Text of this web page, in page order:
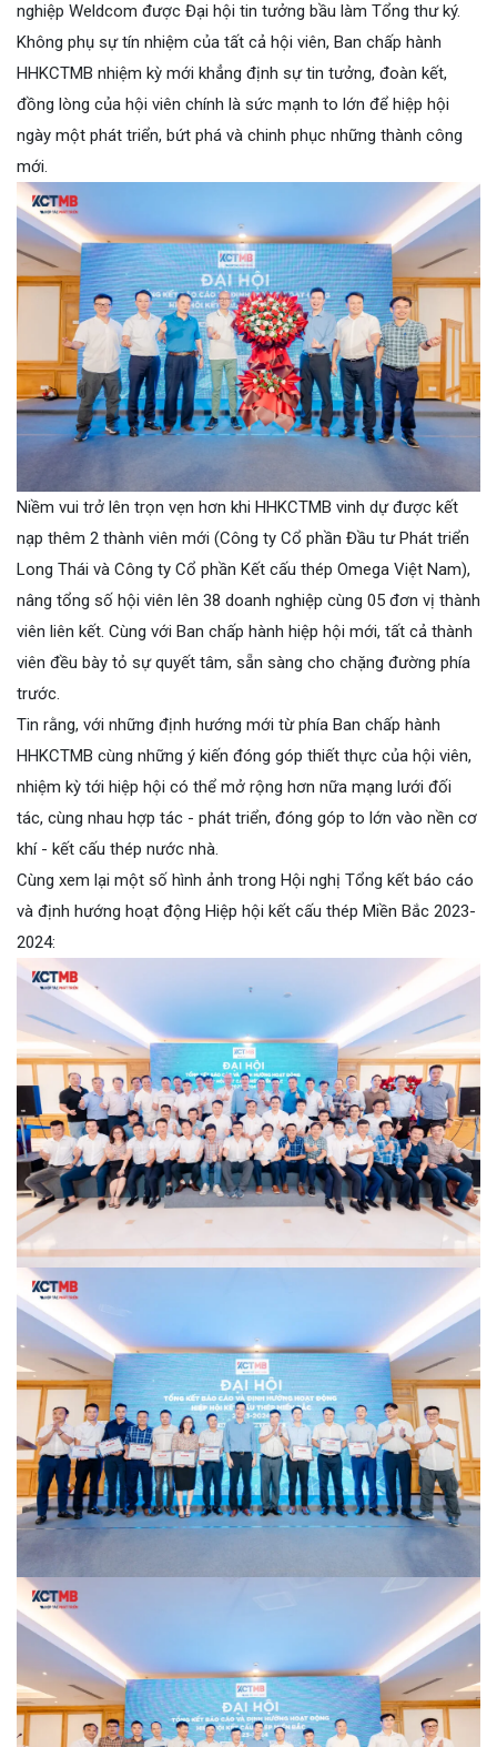
nghiệp Weldcom được Đại hội tin tưởng bầu làm Tổng thư ký.
Không phụ sự tín nhiệm của tất cả hội viên, Ban chấp hành
HHKCTMB nhiệm kỳ mới khẳng định sự tin tưởng, đoàn kết,
đồng lòng của hội viên chính là sức mạnh to lớn để hiệp hội
ngày một phát triển, bứt phá và chinh phục những thành công
mới.
Niềm vui trở lên trọn vẹn hơn khi HHKCTMB vinh dự được kết
nạp thêm 2 thành viên mới (Công ty Cổ phần Đầu tư Phát triển
Long Thái và Công ty Cổ phần Kết cấu thép Omega Việt Nam),
nâng tổng số hội viên lên 38 doanh nghiệp cùng 05 đơn vị thành
viên liên kết. Cùng với Ban chấp hành hiệp hội mới, tất cả thành
viên đều bày tỏ sự quyết tâm, sẵn sàng cho chặng đường phía
trước.
Tin rằng, với những định hướng mới từ phía Ban chấp hành
HHKCTMB cùng những ý kiến đóng góp thiết thực của hội viên,
nhiệm kỳ tới hiệp hội có thể mở rộng hơn nữa mạng lưới đối
tác, cùng nhau hợp tác - phát triển, đóng góp to lớn vào nền cơ
khí - kết cấu thép nước nhà.
Cùng xem lại một số hình ảnh trong Hội nghị Tổng kết báo cáo
và định hướng hoạt động Hiệp hội kết cấu thép Miền Bắc 2023-
2024: